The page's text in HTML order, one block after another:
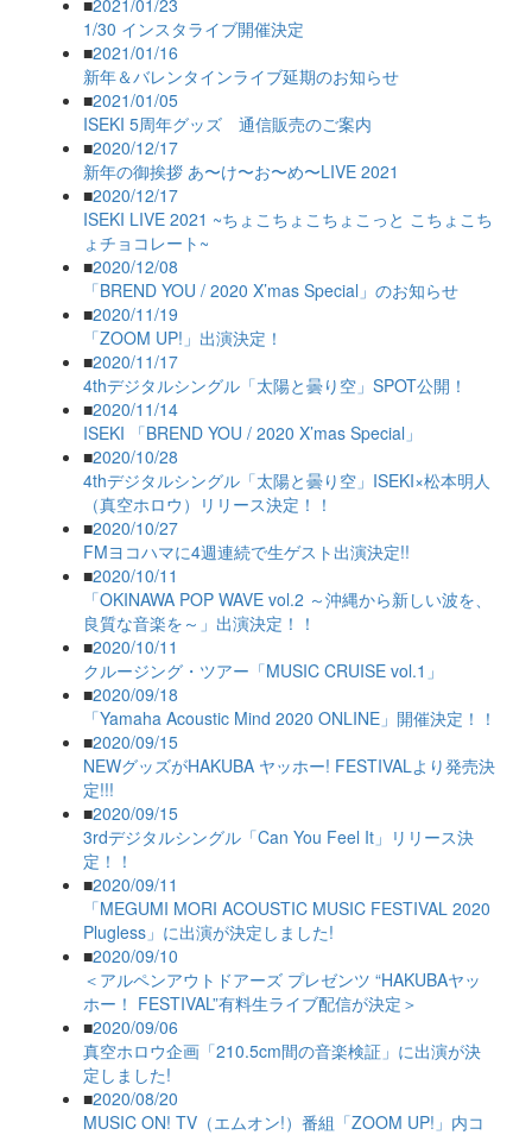
■2021/01/23
1/30 インスタライブ開催決定
■2021/01/16
新年＆バレンタインライブ延期のお知らせ
■2021/01/05
ISEKI 5周年グッズ 通信販売のご案内
■2020/12/17
新年の御挨拶 あ〜け〜お〜め〜LIVE 2021
■2020/12/17
ISEKI LIVE 2021 ~ちょこちょこちょこっと こちょこち
ょチョコレート~
■2020/12/08
「BREND YOU / 2020 X’mas Special」のお知らせ
■2020/11/19
「ZOOM UP!」出演決定！
■2020/11/17
4thデジタルシングル「太陽と曇り空」SPOT公開！
■2020/11/14
ISEKI 「BREND YOU / 2020 X’mas Special」
■2020/10/28
4thデジタルシングル「太陽と曇り空」ISEKI×松本明人
（真空ホロウ）リリース決定！！
■2020/10/27
FMヨコハマに4週連続で生ゲスト出演決定!!
■2020/10/11
「OKINAWA POP WAVE vol.2 ～沖縄から新しい波を、
良質な音楽を～」出演決定！！
■2020/10/11
クルージング・ツアー「MUSIC CRUISE vol.1」
■2020/09/18
「Yamaha Acoustic Mind 2020 ONLINE」開催決定！！
■2020/09/15
NEWグッズがHAKUBA ヤッホー! FESTIVALより発売決
定!!!
■2020/09/15
3rdデジタルシングル「Can You Feel It」リリース決
定！！
■2020/09/11
「MEGUMI MORI ACOUSTIC MUSIC FESTIVAL 2020
Plugless」に出演が決定しました!
■2020/09/10
＜アルペンアウトドアーズ プレゼンツ “HAKUBAヤッ
ホー！ FESTIVAL”有料生ライブ配信が決定＞
■2020/09/06
真空ホロウ企画「210.5cm間の音楽検証」に出演が決
定しました!
■2020/08/20
MUSIC ON! TV（エムオン!）番組「ZOOM UP!」内コ